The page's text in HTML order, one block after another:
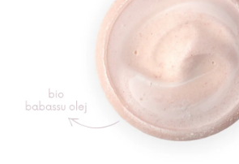
hvězdiček.